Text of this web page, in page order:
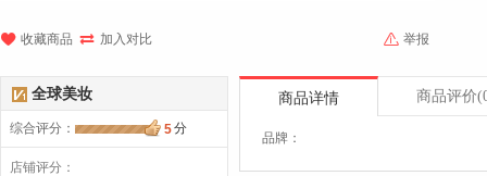
 收藏商品  加入对比  举报
商品详情 商品评价
品牌：
全球美妆
综合评分 ： 5分
店铺评分：